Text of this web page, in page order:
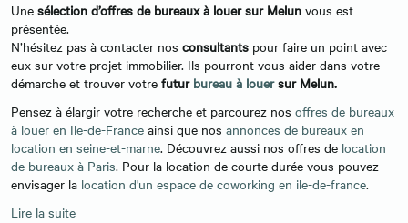
Une sélection d’offres de bureaux à louer sur Melun vous est
présentée.
N’hésitez pas à contacter nos consultants pour faire un point avec
eux sur votre projet immobilier. Ils pourront vous aider dans votre
démarche et trouver votre futur bureau à louersur Melun.
Pensez à élargir votre recherche et parcourez nos offres de bureaux
à louer en Ile-de-France ainsi que nos annonces de bureaux en
location en seine-et-marne. Découvrez aussi nos offres de location
de bureaux à Paris. Pour la location de courte durée vous pouvez
envisager la location d'un espace de coworking en ile-de-france.
Lire la suite